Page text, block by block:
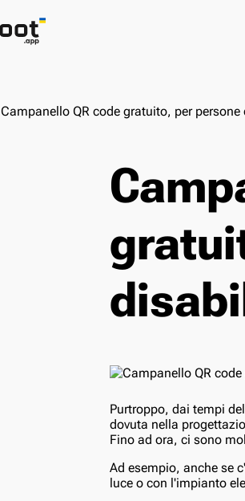
Campanello QR code gratuito, per
Purtroppo, dai tempi
dovuta nella
Fino ad ora, ci sono
Ad esempio, anche se
luce o con l'impianto